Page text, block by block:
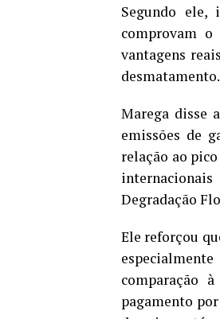
Segundo ele,
comprovam
vantagens
desmatamento.
Marega disse
emissões de
relação ao
Degradação
Ele reforçou
comparação
pagamento